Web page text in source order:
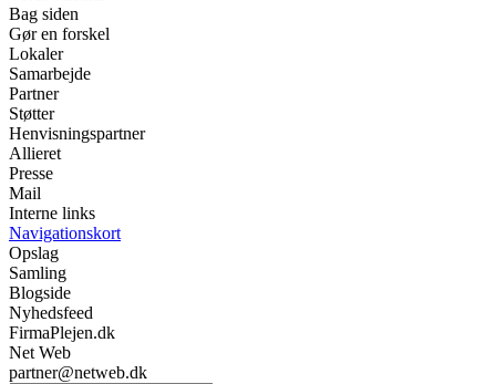
Bag siden
Gør en forskel
Lokaler
Samarbejde
Partner
Støtter
Henvisningspartner
Allieret
Presse
Mail
Interne links
Navigationskort
Opslag
Samling
Blogside
Nyhedsfeed
FirmaPlejen.dk
Net Web
partner@netweb.dk